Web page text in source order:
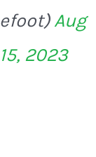
efoot)Aug
15, 2023